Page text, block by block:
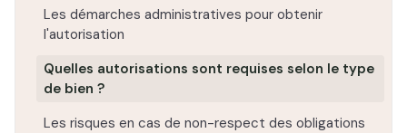
Les démarches administratives pour obtenir
l'autorisation
Quelles autorisations sont requises selon le type
de bien ?
Les risques en cas de non-respect des obligations